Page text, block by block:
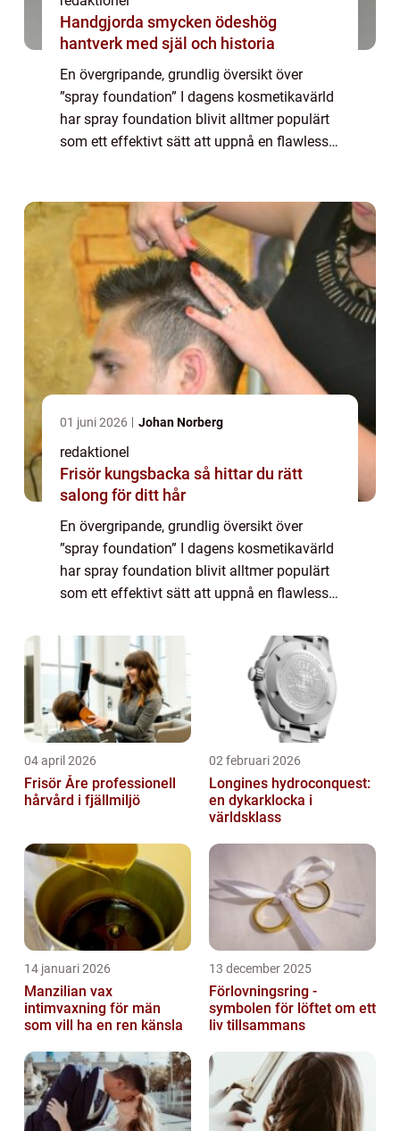
Handgjorda smycken ödeshög
hantverk med själ och historia
En övergripande, grundlig översikt över
”spray foundation” I dagens kosmetikavärld
har spray foundation blivit alltmer populärt
som ett effektivt sätt att uppnå en flawless
01 juni 2026 Johan Norberg
redaktionel
Frisör kungsbacka så hittar du rätt
salong för ditt hår
En övergripande, grundlig översikt över
”spray foundation” I dagens kosmetikavärld
har spray foundation blivit alltmer populärt
som ett effektivt sätt att uppnå en flawless
traditionell flytande f...
04 april 2026
Frisör Åre professionell
hårvård i fjällmiljö
02 februari 2026
Longines hydroconquest:
en dykarklocka i
världsklass
14 januari 2026
Manzilian vax
intimvaxning för män
som vill ha en ren känsla
13 december 2025
Förlovningsring -
symbolen för löftet om ett
liv tillsammans